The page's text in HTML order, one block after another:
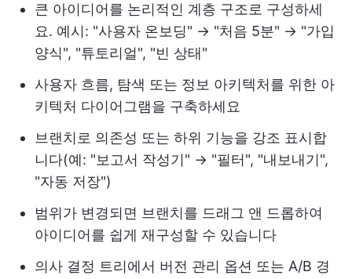
큰 아이디어를 논리적인 계층 구조로 구성하세
요. 예시: "사용자 온보딩" → "처음 5분" → "가입
양식", "튜토리얼", "빈 상태"
사용자 흐름, 탐색 또는 정보 아키텍처를 위한 아
키텍처 다이어그램을 구축하세요
브랜치로 의존성 또는 하위 기능을 강조 표시합
니다(예: "보고서 작성기" → "필터", "내보내기",
"자동 저장")
범위가 변경되면 브랜치를 드래그 앤 드롭하여
아이디어를 쉽게 재구성할 수 있습니다
의사 결정 트리에서 버전 관리 옵션 또는 A/B 경